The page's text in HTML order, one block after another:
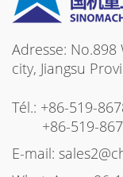
Adresse: No.898
city, Jiangsu
Tél.: +86-519-
+86-519-
E-mail: